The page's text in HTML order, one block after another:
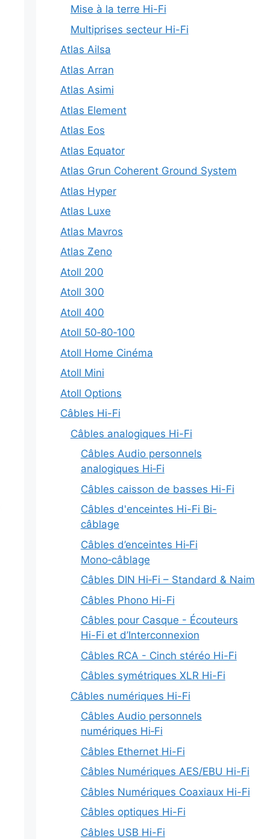
Mise à la terre Hi-Fi
Multiprises secteur Hi-Fi
Atlas Ailsa
Atlas Arran
Atlas Asimi
Atlas Element
Atlas Eos
Atlas Equator
Atlas Grun Coherent Ground System
Atlas Hyper
Atlas Luxe
Atlas Mavros
Atlas Zeno
Atoll 200
Atoll 300
Atoll 400
Atoll 50‑80‑100
Atoll Home Cinéma
Atoll Mini
Atoll Options
Câbles Hi-Fi
Câbles analogiques Hi-Fi
Câbles Audio personnels
analogiques Hi‑Fi
Câbles caisson de basses Hi-Fi
Câbles d'enceintes Hi-Fi Bi-
câblage
Câbles d’enceintes Hi‑Fi
Mono‑câblage
Câbles DIN Hi‑Fi – Standard & Naim
Câbles Phono Hi-Fi
Câbles pour Casque - Écouteurs
Hi-Fi et d’Interconnexion
Câbles RCA - Cinch stéréo Hi-Fi
Câbles symétriques XLR Hi-Fi
Câbles numériques Hi-Fi
Câbles Audio personnels
numériques Hi‑Fi
Câbles Ethernet Hi-Fi
Câbles Numériques AES/EBU Hi-Fi
Câbles Numériques Coaxiaux Hi-Fi
Câbles optiques Hi-Fi
Câbles USB Hi-Fi